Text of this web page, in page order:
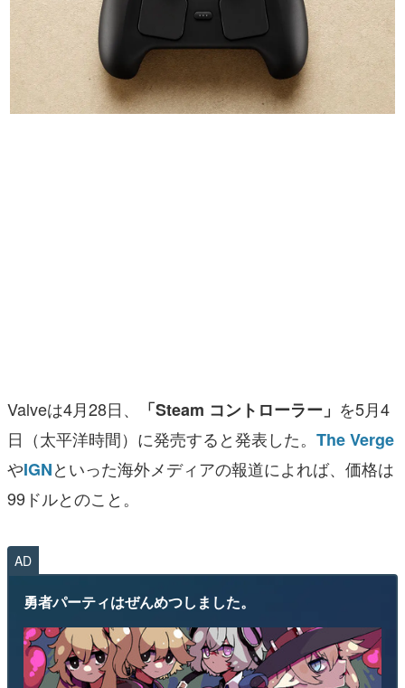
若ゲのいたり〜ゲームクリエイターの青春〜
『うつヌケ』『ペンと箸』等で知られるマンガ家・田中圭
一先生によるゲーム業界レポートマンガです。
なんでゲームは面白い？
ゲーム開発者・hamatsu氏がゲームの魅力を画面や操作の
具体的な形から解き明かしていく、硬派で骨太な評論連載
その他
電ファミニコゲーマーとは？
運営：株式会社マレ
Valveは4月28日、 「Steam コントローラー」 を5月4
日（太平洋時間）に発売すると発表した。 The Verge
やIGNといった海外メディアの報道によれば、価格は
99ドルとのこと。
AD
勇者パーティはぜんめつしました。